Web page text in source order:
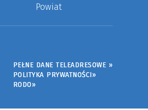
Powiat
PEŁNE DANE TELEADRESOWE »
POLITYKA PRYWATNOŚCI»
RODO»